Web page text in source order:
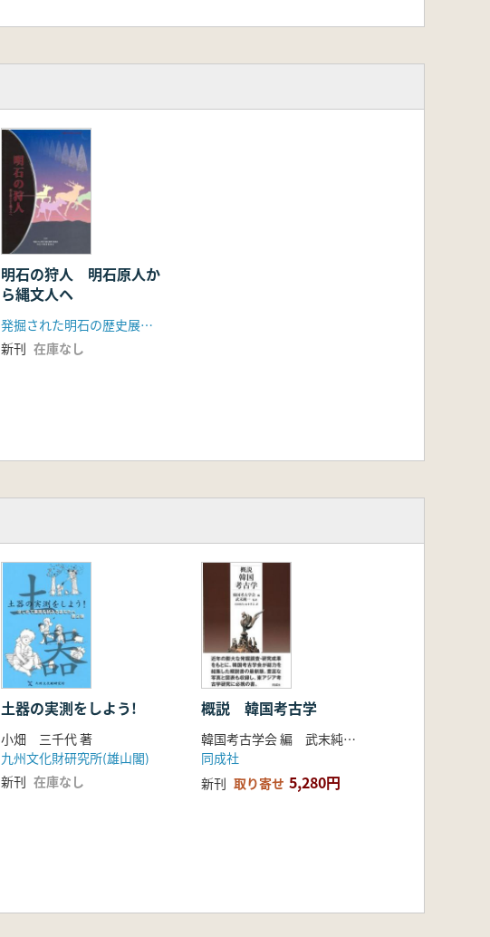
明石の狩人 明石原人か
ら縄文人ヘ
発掘された明石の歴史展実行委員会
新刊 在庫なし
土器の実測をしよう!
小畑 三千代 著
九州文化財研究所(雄山閣)
新刊 在庫なし
概説 韓国考古学
韓国考古学会 編 武末純一 監訳 庄田慎矢・山本孝文 訳
同成社
新刊 取り寄せ 5,280円